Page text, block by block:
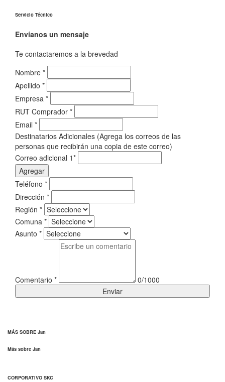
Servicio Técnico
Envíanos un mensaje
Te contactaremos a la brevedad
Nombre *
Apellido *
Empresa *
RUT Comprador *
Email *
Destinatarios Adicionales (Agrega los correos de las
personas que recibirán una copia de este correo)
Correo adicional 1*
Agregar
Teléfono *
Dirección *
Región *
Comuna *
Asunto *
Comentario *
0/1000
Enviar
MÁS SOBRE Jan
Más sobre Jan
CORPORATIVO SKC